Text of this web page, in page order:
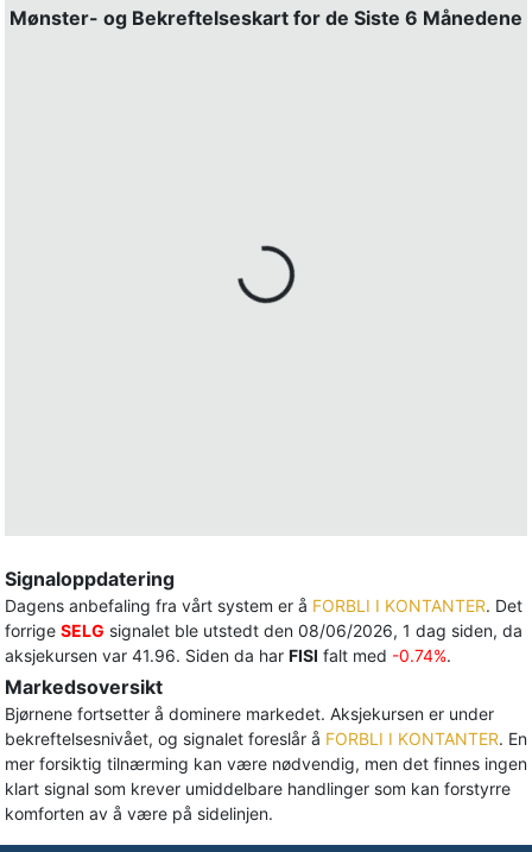
Mønster- og Bekreftelseskart for de Siste 6 Månedene
Signaloppdatering
Dagens anbefaling fra vårt system er å FORBLI I KONTANTER. Det
forrige SELG signalet ble utstedt den 08/06/2026, 1 dag siden, da
aksjekursen var 41.96. Siden da har FISI falt med -0.74%.
Markedsoversikt
Bjørnene fortsetter å dominere markedet. Aksjekursen er under
bekreftelsesnivået, og signalet foreslår å FORBLI I KONTANTER. En
mer forsiktig tilnærming kan være nødvendig, men det finnes ingen
klart signal som krever umiddelbare handlinger som kan forstyrre
komforten av å være på sidelinjen.